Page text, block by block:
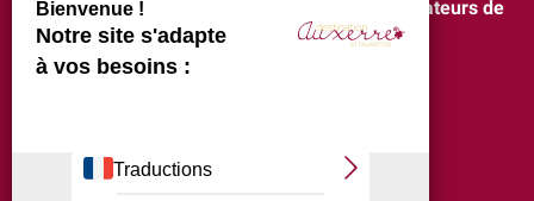
Auxerre est une
destination idéale pour les amateurs de
divertissement et de culture.